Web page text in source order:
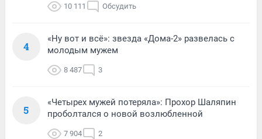
10 111 Обсудить
4
«Ну вот и всё»: звезда «Дома-2» развелась с
молодым мужем
8 487 3
5
«Четырех мужей потеряла»: Прохор Шаляпин
проболтался о новой возлюбленной
7 904 2